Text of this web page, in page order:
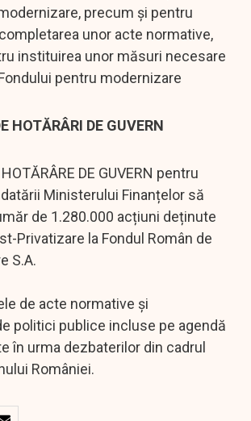
precum şi pentru
unor acte normative,
instituirea unor măsuri necesare
pentru modernizare
HOTĂRÂRI DE GUVERN
DE GUVERN pentru
Ministerului Finanțelor să
de 1.280.000 acțiuni deținute
Privatizare la Fondul Român de
S.A.
de acte normative și
politici publice incluse pe agendă
în urma dezbaterilor din cadrul
României.